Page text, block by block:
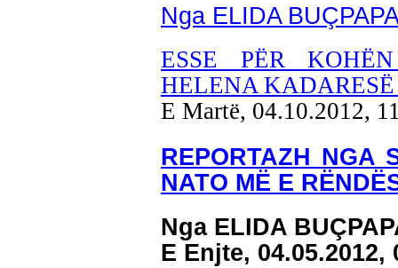
Nga ELIDA
ESSE PËR
HELENA
E Martë, 04.10.2012,
REPORTAZH NGA
NATO MË E
Nga ELIDA
E Enjte, 04.05.2012,